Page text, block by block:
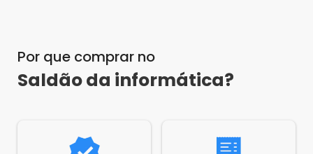
Sim, recomendaria este produto a um amigo
Por que comprar no
Saldão da informática?